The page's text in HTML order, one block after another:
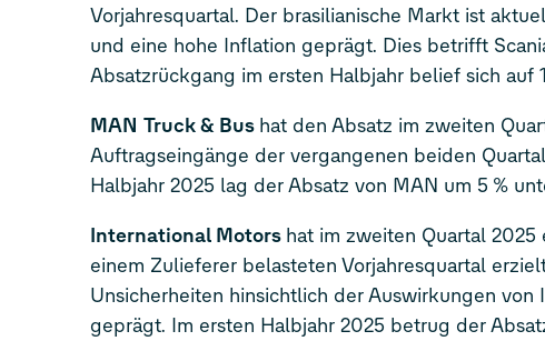
Vorjahresquartal. Der brasilianische Markt ist
und eine hohe Inflation geprägt. Dies betrifft
Absatzrückgang im ersten Halbjahr belief sich auf
MAN Truck & Bus hat den Absatz im zweiten
Auftragseingänge der vergangenen beiden
Halbjahr 2025 lag der Absatz von MAN um 5 %
International Motors hat im zweiten Quartal
einem Zulieferer belasteten Vorjahresquartal
Unsicherheiten hinsichtlich der Auswirkungen
geprägt. Im ersten Halbjahr 2025 betrug der